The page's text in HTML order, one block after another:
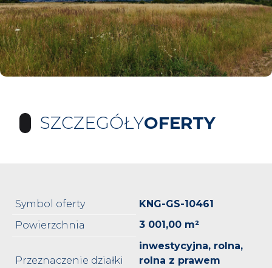
SZCZEGÓŁYOFERTY
Symbol oferty
KNG-GS-10461
Powierzchnia
3 001,00 m²
Przeznaczenie działki
inwestycyjna, rolna,
rolna z prawem